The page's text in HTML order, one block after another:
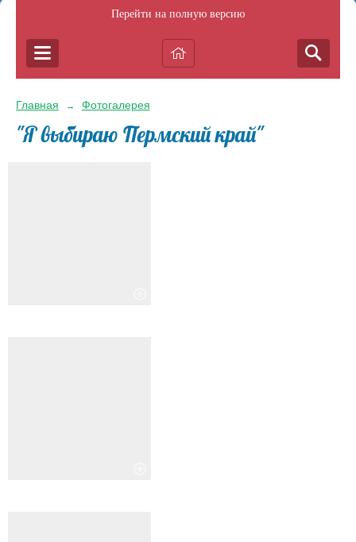
Перейти на полную версию
Главная → Фотогалерея
"Я выбираю Пермский край"